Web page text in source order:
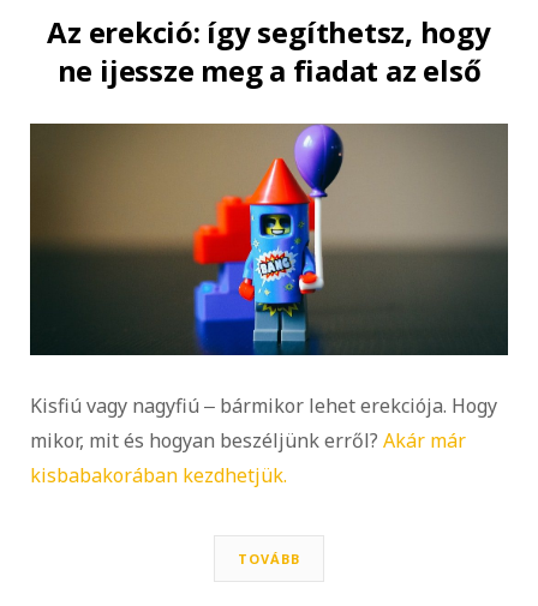
Az erekció: így segíthetsz, hogy
ne ijessze meg a fiadat az első
Kisfiú vagy nagyfiú ‒ bármikor lehet erekciója. Hogy
mikor, mit és hogyan beszéljünk erről? Akár már
kisbabakorában kezdhetjük.
TOVÁBB